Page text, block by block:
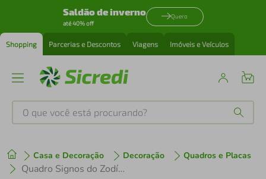
Saldão de inverno
até 40% off
Quero
Shopping Parcerias e Descontos Viagens Imóveis e Veículos
O que você está procurando?
Casa e Decoração Decoração Quadros e Placas
Quadro Signos do Zodíaco Áries 43x30 Caixa Branco
1º tenis